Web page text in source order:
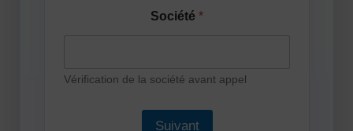
Société *
Vérification de la société avant appel
Suivant